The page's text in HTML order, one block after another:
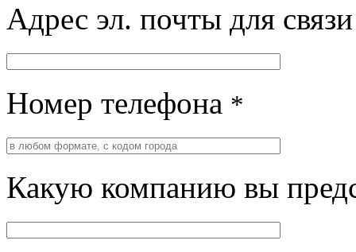
Адрес эл. почты для
Номер телефона *
Какую компанию вы